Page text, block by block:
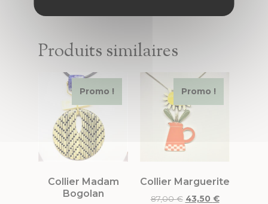
Produits similaires
Promo !
Collier Madam
Bogolan
Promo !
Collier Marguerite
87,00€ 43,50 €